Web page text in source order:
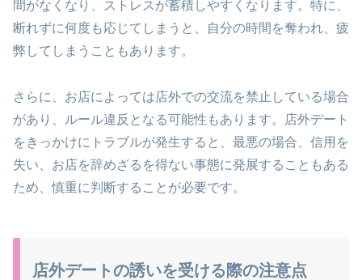
間がなくなり、ストレスが蓄積しやすくなります。特に、
断れずに何度も応じてしまうと、自分の時間を奪われ、疲
弊してしまうこともあります。
さらに、お店によっては店外での交流を禁止している場合
があり、ルール違反となる可能性もあります。店外デート
をきっかけにトラブルが発生すると、最悪の場合、信用を
失い、お店を辞めざるを得ない事態に発展することもある
ため、慎重に判断することが必要です。
店外デートの誘いを受ける際の注意点